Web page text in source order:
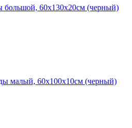
большой, 60х130х20см (черный)
малый, 60х100х10см (черный)